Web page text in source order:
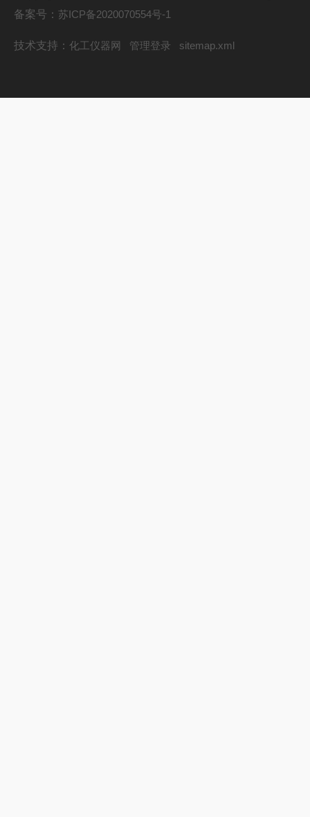
备案号： 苏ICP备2020070554号-1
技术支持： 化工仪器网 管理登录 sitemap.xml